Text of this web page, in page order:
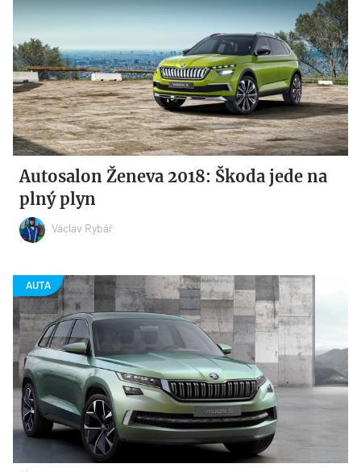
Autosalon Ženeva 2018: Škoda jede na
plný plyn
Václav Rybář